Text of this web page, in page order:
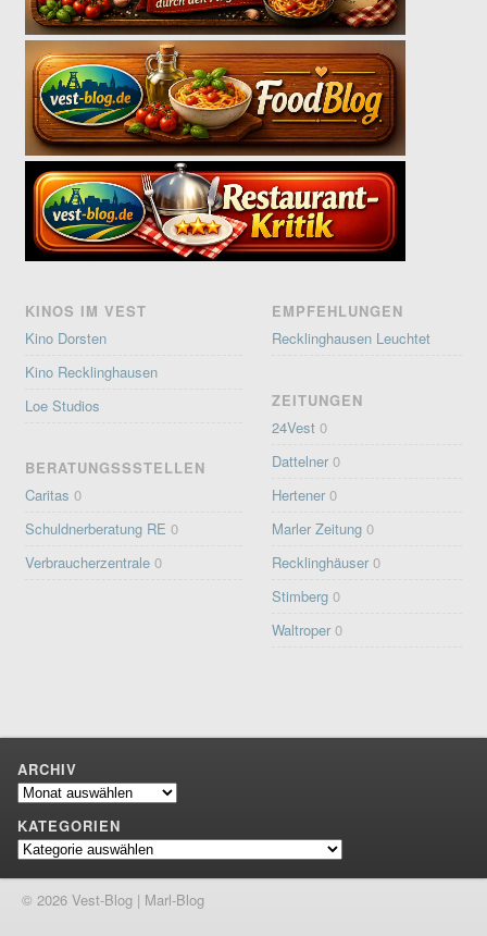
KINOS IM VEST
Kino Dorsten
Kino Recklinghausen
Loe Studios
BERATUNGSSSTELLEN
Caritas 0
Schuldnerberatung RE 0
Verbraucherzentrale 0
EMPFEHLUNGEN
Recklinghausen Leuchtet
ZEITUNGEN
24Vest 0
Dattelner 0
Hertener 0
Marler Zeitung 0
Recklinghäuser 0
Stimberg 0
Waltroper 0
ARCHIV
Archiv
KATEGORIEN
Kategorien
© 2026 Vest-Blog | Marl-Blog